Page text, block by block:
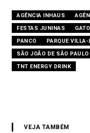
AGÊNCIA INHAUS
FESTAS JUNINAS
PANCO
PARQUE VILLA-
SÃO JOÃO DE SÃO PAULO
TNT ENERGY DRINK
VEJA TAMBÉM